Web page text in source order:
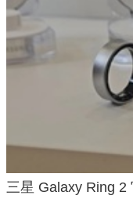
三星 Galaxy Ring 2